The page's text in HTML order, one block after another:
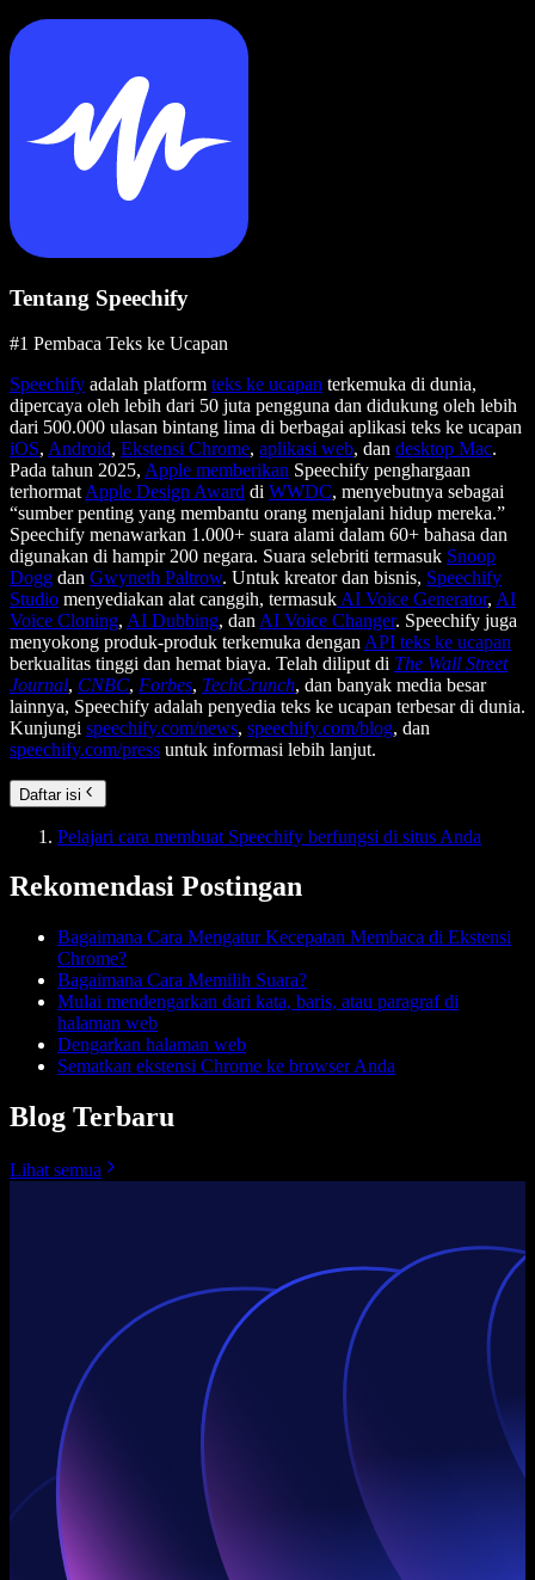
Tentang Speechify
#1 Pembaca Teks ke Ucapan
Speechify adalah platform teks ke ucapan terkemuka di dunia,
dipercaya oleh lebih dari 50 juta pengguna dan didukung oleh lebih
dari 500.000 ulasan bintang lima di berbagai aplikasi teks ke ucapan
iOS, Android, Ekstensi Chrome, aplikasi web, dan desktop Mac.
Pada tahun 2025, Apple memberikan Speechify penghargaan
terhormat Apple Design Award di WWDC, menyebutnya sebagai
“sumber penting yang membantu orang menjalani hidup mereka.”
Speechify menawarkan 1.000+ suara alami dalam 60+ bahasa dan
digunakan di hampir 200 negara. Suara selebriti termasuk Snoop
Dogg dan Gwyneth Paltrow. Untuk kreator dan bisnis, Speechify
Studio menyediakan alat canggih, termasuk AI Voice Generator, AI
Voice Cloning, AI Dubbing, dan AI Voice Changer. Speechify juga
menyokong produk-produk terkemuka dengan API teks ke ucapan
berkualitas tinggi dan hemat biaya. Telah diliput di The Wall Street
Journal, CNBC, Forbes, TechCrunch, dan banyak media besar
lainnya, Speechify adalah penyedia teks ke ucapan terbesar di dunia.
Kunjungi speechify.com/news, speechify.com/blog, dan
speechify.com/press untuk informasi lebih lanjut.
Daftar isi
Pelajari cara membuat Speechify berfungsi di situs Anda
Rekomendasi Postingan
Bagaimana Cara Mengatur Kecepatan Membaca di Ekstensi
Chrome?
Bagaimana Cara Memilih Suara?
Mulai mendengarkan dari kata, baris, atau paragraf di
halaman web
Dengarkan halaman web
Sematkan ekstensi Chrome ke browser Anda
Blog Terbaru
Lihat semua